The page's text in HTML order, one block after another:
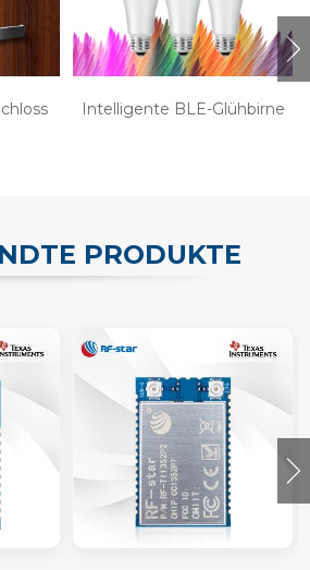
Intelligente BLE-Glühbirne
PRODUKTE